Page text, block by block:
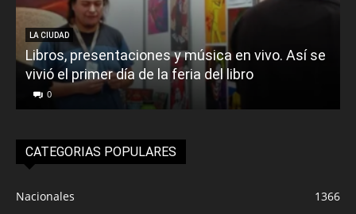
LA CIUDAD
Libros, presentaciones y música en vivo. Así se
vivió el primer día de la feria del libro
0
CATEGORIAS POPULARES
Nacionales
1366